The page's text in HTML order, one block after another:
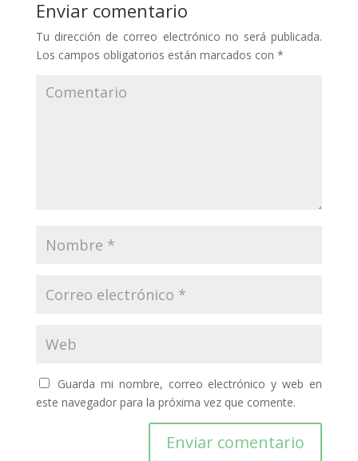
Enviar comentario
Tu dirección de correo electrónico no será publicada.
Los campos obligatorios están marcados con *
Guarda mi nombre, correo electrónico y web en
este navegador para la próxima vez que comente.